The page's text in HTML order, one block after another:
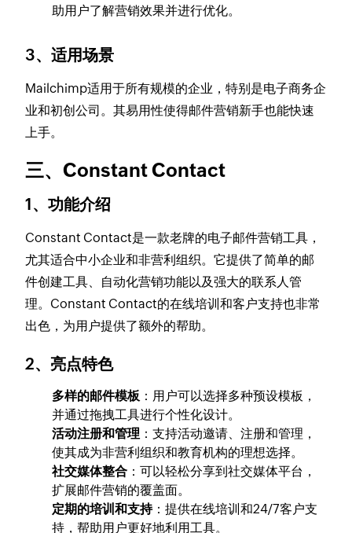
助用户了解营销效果并进行优化。
3、适用场景
Mailchimp适用于所有规模的企业，特别是电子商务企
业和初创公司。其易用性使得邮件营销新手也能快速
上手。
三、Constant Contact
1、功能介绍
Constant Contact是一款老牌的电子邮件营销工具，
尤其适合中小企业和非营利组织。它提供了简单的邮
件创建工具、自动化营销功能以及强大的联系人管
理。Constant Contact的在线培训和客户支持也非常
出色，为用户提供了额外的帮助。
2、亮点特色
多样的邮件模板 ：用户可以选择多种预设模板，
并通过拖拽工具进行个性化设计。
活动注册和管理 ：支持活动邀请、注册和管理，
使其成为非营利组织和教育机构的理想选择。
社交媒体整合 ：可以轻松分享到社交媒体平台，
扩展邮件营销的覆盖面。
定期的培训和支持：提供在线培训和24/7客户支
持，帮助用户更好地利用工具。